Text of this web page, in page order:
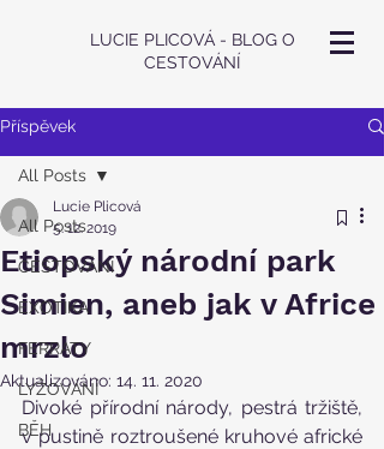
LUCIE PLICOVÁ - BLOG O
CESTOVÁNÍ
Příspěvek
All Posts
CESTOVÁNÍ
EXOTIKA
FERRATY
LYŽOVÁNÍ
BĚH
All Posts
Etiopský národní park
Simien, aneb jak v Africe
mrzlo
Lucie Plicová
5. 12. 2019
Aktualizováno: 14. 11. 2020
Divoké přírodní národy, pestrá tržiště,
v pustině roztroušené kruhové africké